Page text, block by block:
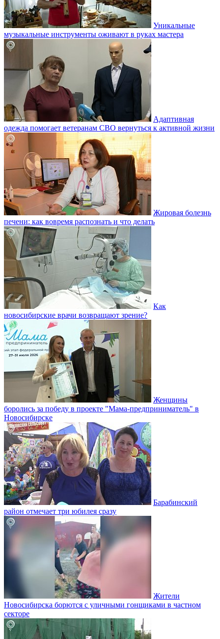
Уникальные
музыкальные инструменты оживают в руках мастера
Адаптивная
одежда помогает ветеранам СВО вернуться к активной жизни
Жировая болезнь
печени: как вовремя распознать и что делать
Как
новосибирские врачи возвращают зрение?
Женщины
боролись за победу в проекте "Мама-предприниматель" в
Новосибирске
Барабинский
район отмечает три юбилея сразу
Жители
Новосибирска борются с уличными гонщиками в частном
секторе